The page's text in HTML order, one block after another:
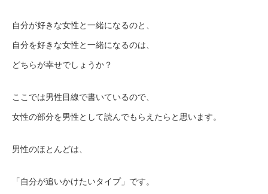
自分が好きな女性と一緒になるのと、
自分を好きな女性と一緒になるのは、
どちらが幸せでしょうか？
ここでは男性目線で書いているので、
女性の部分を男性として読んでもらえたらと思います。
男性のほとんどは、
「自分が追いかけたいタイプ」です。